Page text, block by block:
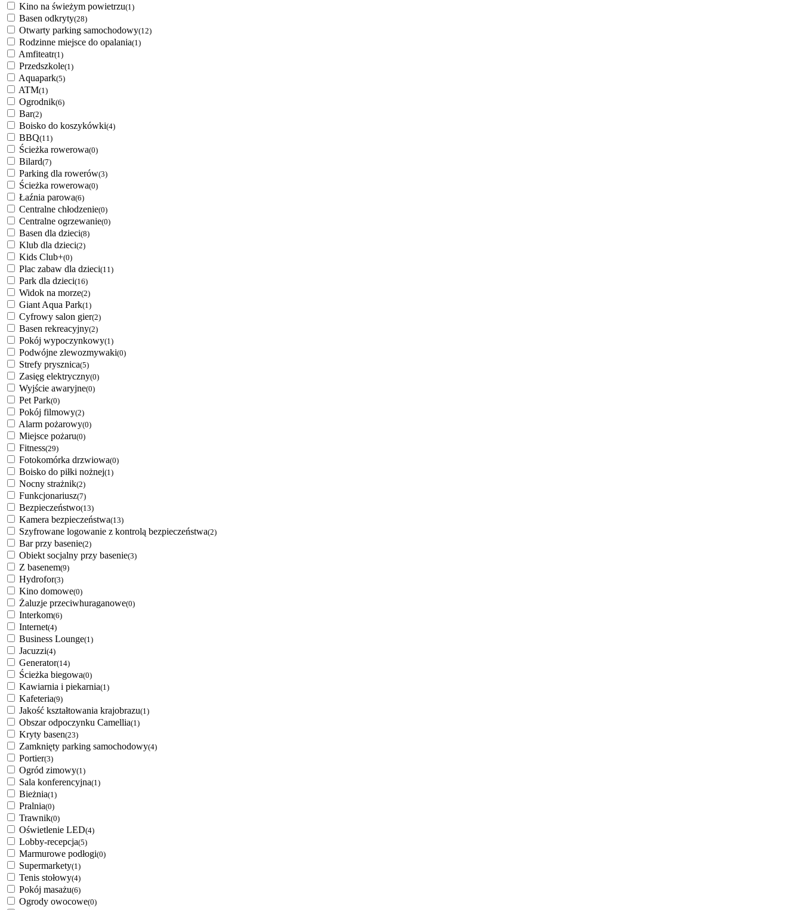
Kino na świeżym powietrzu(1)
Basen odkryty(28)
Otwarty parking samochodowy(12)
Rodzinne miejsce do opalania(1)
Amfiteatr(1)
Przedszkole(1)
Aquapark(5)
ATM(1)
Ogrodnik(6)
Bar(2)
Boisko do koszykówki(4)
BBQ(11)
Ścieżka rowerowa(0)
Bilard(7)
Parking dla rowerów(3)
Ścieżka rowerowa(0)
Łaźnia parowa(6)
Centralne chłodzenie(0)
Centralne ogrzewanie(0)
Basen dla dzieci(8)
Klub dla dzieci(2)
Kids Club+(0)
Plac zabaw dla dzieci(11)
Park dla dzieci(16)
Widok na morze(2)
Giant Aqua Park(1)
Cyfrowy salon gier(2)
Basen rekreacyjny(2)
Pokój wypoczynkowy(1)
Podwójne zlewozmywaki(0)
Strefy prysznica(5)
Zasięg elektryczny(0)
Wyjście awaryjne(0)
Pet Park(0)
Pokój filmowy(2)
Alarm pożarowy(0)
Miejsce pożaru(0)
Fitness(29)
Fotokomórka drzwiowa(0)
Boisko do piłki nożnej(1)
Nocny strażnik(2)
Funkcjonariusz(7)
Bezpieczeństwo(13)
Kamera bezpieczeństwa(13)
Szyfrowane logowanie z kontrolą bezpieczeństwa(2)
Bar przy basenie(2)
Obiekt socjalny przy basenie(3)
Z basenem(9)
Hydrofor(3)
Kino domowe(0)
Żaluzje przeciwhuraganowe(0)
Interkom(6)
Internet(4)
Business Lounge(1)
Jacuzzi(4)
Generator(14)
Ścieżka biegowa(0)
Kawiarnia i piekarnia(1)
Kafeteria(9)
Jakość kształtowania krajobrazu(1)
Obszar odpoczynku Camellia(1)
Kryty basen(23)
Zamknięty parking samochodowy(4)
Portier(3)
Ogród zimowy(1)
Sala konferencyjna(1)
Bieżnia(1)
Pralnia(0)
Trawnik(0)
Oświetlenie LED(4)
Lobby-recepcja(5)
Marmurowe podłogi(0)
Supermarkety(1)
Tenis stołowy(4)
Pokój masażu(6)
Ogrody owocowe(0)